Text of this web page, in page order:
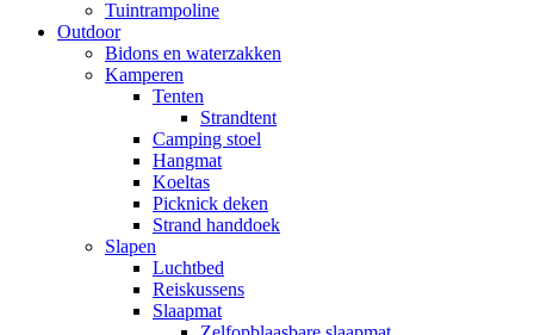
Tuintrampoline
Outdoor
Bidons en waterzakken
Kamperen
Tenten
Strandtent
Camping stoel
Hangmat
Koeltas
Picknick deken
Strand handdoek
Slapen
Luchtbed
Reiskussens
Slaapmat